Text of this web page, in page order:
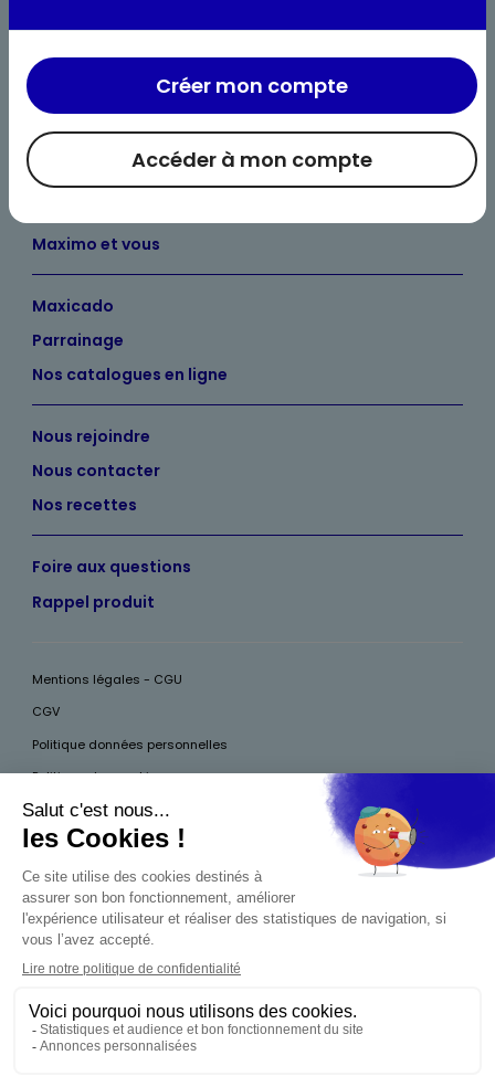
Bienvenue chez Maximo
Maximo et vous
Maxicado
Parrainage
Nos catalogues en ligne
Nous rejoindre
Nous contacter
Nos recettes
Foire aux questions
Rappel produit
Mentions légales - CGU
CGV
Politique données personnelles
Politique des cookies
Accessibilité
Pour votre santé, mangez au moins cinq fruits et légumes par jour, plus
d’infos surwww.mangerbouger.fr
aux mineurs de moins de 18 ans
La preuve de majorité de l'acheteur est exigée au
moment de la vente en ligne. CODE DE LA SANTÉ
Accéder à mon compte
Créer mon compte